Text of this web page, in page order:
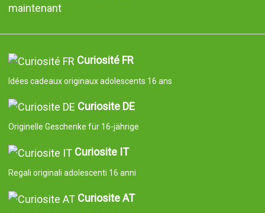
maintenant
Curiosité FR
Idées cadeaux originaux adolescents 16 ans
Curiosite DE
Originelle Geschenke für 16-jährige
Curiosite IT
Regali originali adolescenti 16 anni
Curiosite AT